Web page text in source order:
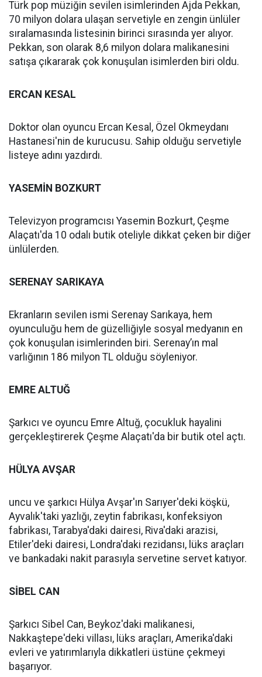
Türk pop müziğin sevilen isimlerinden Ajda Pekkan,
70 milyon dolara ulaşan servetiyle en zengin ünlüler
sıralamasında listesinin birinci sırasında yer alıyor.
Pekkan, son olarak 8,6 milyon dolara malikanesini
satışa çıkararak çok konuşulan isimlerden biri oldu.
ERCAN KESAL
Doktor olan oyuncu Ercan Kesal, Özel Okmeydanı
Hastanesi'nin de kurucusu. Sahip olduğu servetiyle
listeye adını yazdırdı.
YASEMİN BOZKURT
Televizyon programcısı Yasemin Bozkurt, Çeşme
Alaçatı'da 10 odalı butik oteliyle dikkat çeken bir diğer
ünlülerden.
SERENAY SARIKAYA
Ekranların sevilen ismi Serenay Sarıkaya, hem
oyunculuğu hem de güzelliğiyle sosyal medyanın en
çok konuşulan isimlerinden biri. Serenay’ın mal
varlığının 186 milyon TL olduğu söyleniyor.
EMRE ALTUĞ
Şarkıcı ve oyuncu Emre Altuğ, çocukluk hayalini
gerçekleştirerek Çeşme Alaçatı'da bir butik otel açtı.
HÜLYA AVŞAR
uncu ve şarkıcı Hülya Avşar'ın Sarıyer'deki köşkü,
Ayvalık'taki yazlığı, zeytin fabrikası, konfeksiyon
fabrikası, Tarabya'daki dairesi, Riva'daki arazisi,
Etiler'deki dairesi, Londra'daki rezidansı, lüks araçları
ve bankadaki nakit parasıyla servetine servet katıyor.
SİBEL CAN
Şarkıcı Sibel Can, Beykoz'daki malikanesi,
Nakkaştepe'deki villası, lüks araçları, Amerika'daki
evleri ve yatırımlarıyla dikkatleri üstüne çekmeyi
başarıyor.